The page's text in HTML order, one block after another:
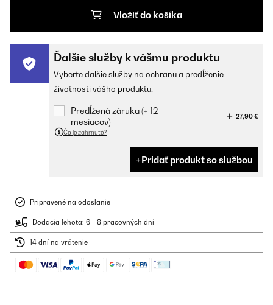
Vložiť do košíka
Ďalšie služby k vášmu produktu
Vyberte ďalšie služby na ochranu a predĺženie
životnosti vášho produktu.
Predĺžená záruka (+ 12
mesiacov)
27,90 €
Čo je zahrnuté?
Pridať produkt so službou
Pripravené na odoslanie
Dodacia lehota: 6 - 8 pracovných dní
14 dní na vrátenie